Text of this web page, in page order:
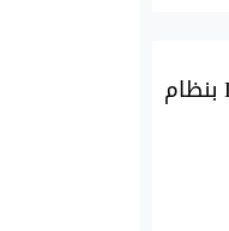
كمبيوتر محمول Lenovo بنظام